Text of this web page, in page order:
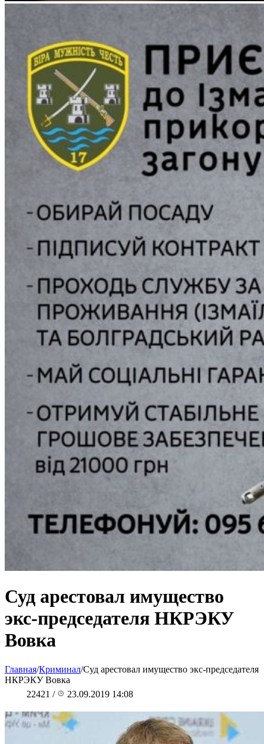
Суд арестовал имущество
экс-председателя НКРЭКУ
Вовка
Главная/Криминал/Суд арестовал имущество экс-председателя
НКРЭКУ Вовка
22421 / 23.09.2019 14:08